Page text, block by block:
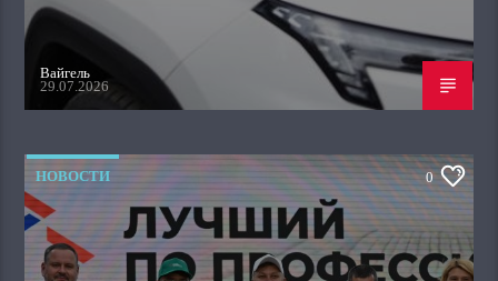
Вайгель
29.07.2026
НОВОСТИ 0